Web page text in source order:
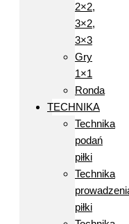
2×2,
3×2,
3×3
Gry
1×1
Ronda
TECHNIKA
Technika
podań
piłki
Technika
piłki